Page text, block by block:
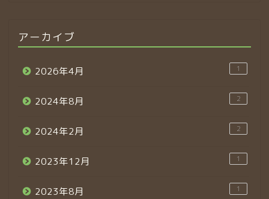
アーカイブ
2026年4月 1
2024年8月 2
2024年2月 2
2023年12月 1
2023年8月 1